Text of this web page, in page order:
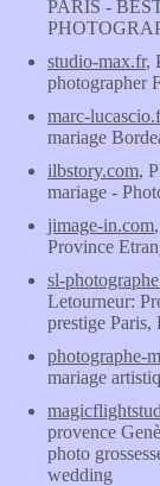
PARIS -
studio-max.fr,
photographer
marc-
mariage
ilbstory.com,
mariage -
jimage-in.com
Province
sl-
Letourneur:
prestige Paris,
photographe-
mariage
provence
photo
wedding